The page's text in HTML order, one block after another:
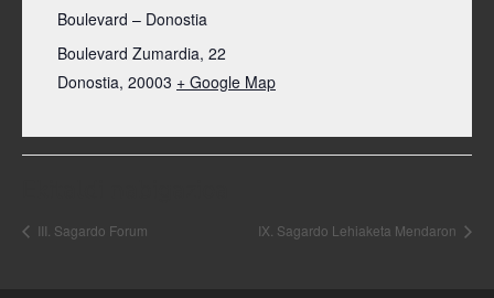
Boulevard – Donostia
Boulevard Zumardia, 22
Donostia, 20003 + Google Map
III. Sagardo Forum IX. Sagardo Lehiaketa Mendaron